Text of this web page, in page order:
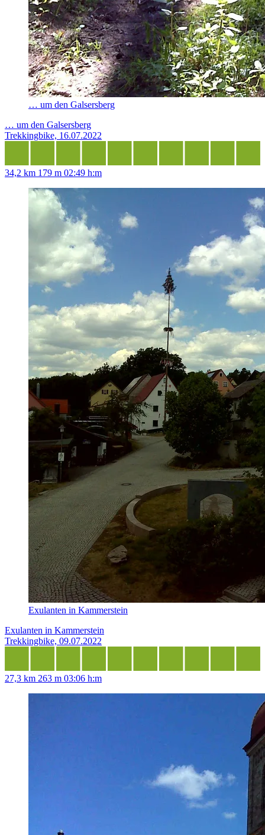
… um den Galsersberg
… um den Galsersberg
Trekkingbike, 16.07.2022
34,2 km 179 m 02:49 h:m
Exulanten in Kammerstein
Exulanten in Kammerstein
Trekkingbike, 09.07.2022
27,3 km 263 m 03:06 h:m